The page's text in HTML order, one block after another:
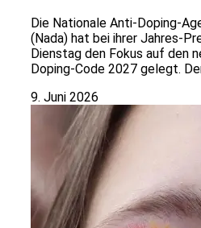
Die Nationale Anti-Doping-
(Nada) hat bei ihrer Jahres-
Dienstag den Fokus auf den
Doping-Code 2027 gelegt.
9. Juni 2026